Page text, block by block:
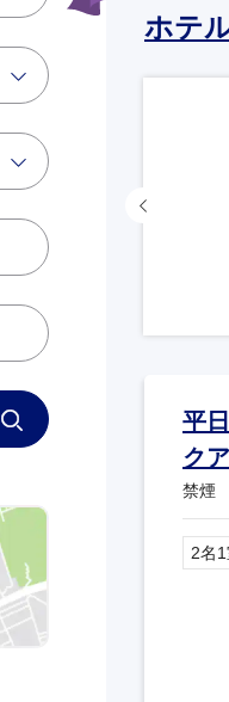
ホテ
平
ク
禁煙
2名1